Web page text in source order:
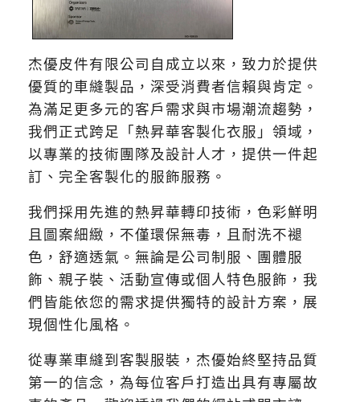
杰優皮件有限公司自成立以來，致力於提供
優質的車縫製品，深受消費者信賴與肯定。
為滿足更多元的客戶需求與市場潮流趨勢，
我們正式跨足「熱昇華客製化衣服」領域，
以專業的技術團隊及設計人才，提供一件起
訂、完全客製化的服飾服務。
我們採用先進的熱昇華轉印技術，色彩鮮明
且圖案細緻，不僅環保無毒，且耐洗不褪
色，舒適透氣。無論是公司制服、團體服
飾、親子裝、活動宣傳或個人特色服飾，我
們皆能依您的需求提供獨特的設計方案，展
現個性化風格。
從專業車縫到客製服裝，杰優始終堅持品質
第一的信念，為每位客戶打造出具有專屬故